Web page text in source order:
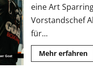
eine Art
Vorstandschef
für...
Mehr erfahren